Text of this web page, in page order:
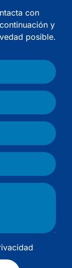
con
y
posible.